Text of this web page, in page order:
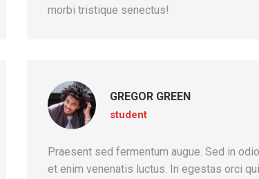
morbi tristique senectus!
GREGOR GREEN
student
Praesent sed fermentum augue. Sed in odio
et enim venenatis luctus. In egestas orci